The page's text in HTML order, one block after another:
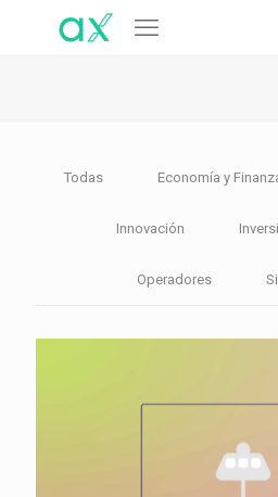
Todas Economía y
Innovación
Operadores